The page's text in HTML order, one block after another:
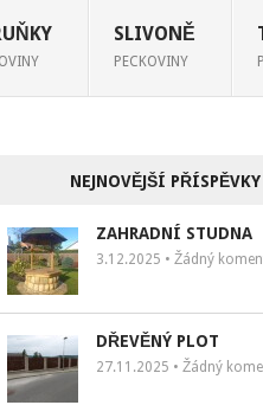
SLIVONĚ
PECKOVINY
NEJNOVĚJŠÍ PŘÍSPĚVKY
ZAHRADNÍ STUDNA
3.12.2025 • Žádný
DŘEVĚNÝ PLOT
27.11.2025 • Žádný